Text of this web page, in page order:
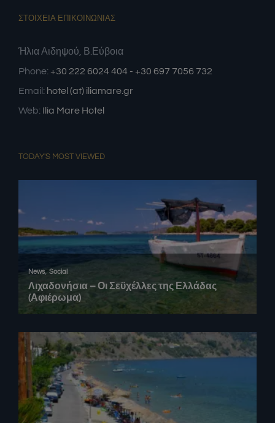
ΣΤΟΙΧΕΙΑ ΕΠΙΚΟΙΝΩΝΙΑΣ
Ήλια Αιδηψού, Β.Εύβοια
Phone: +30 222 6024 404 - +30 697 7056 732
Email: hotel (at) iliamare.gr
Web: Ilia Mare Hotel
TODAY'S MOST VIEWED